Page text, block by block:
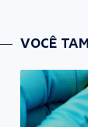
VOCÊ